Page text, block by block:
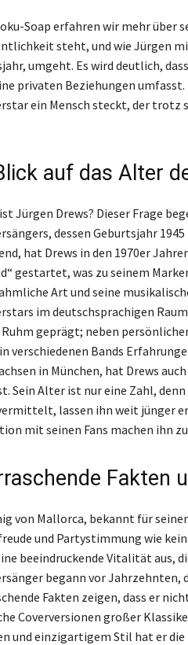
Soap erfahren wir mehr über
steht, und wie Jürgen
umgeht. Es wird deutlich,
privaten Beziehungen
ein Mensch steckt, der trotz
auf das Alter
Jürgen Drews? Dieser Frage
dessen Geburtsjahr
hat Drews in den 1970er
gestartet, was zu seinem
Art und seine
im deutschsprachigen
geprägt; neben
verschiedenen Bands
in München, hat Drews
Sein Alter ist nur eine Zahl,
lassen ihn weit jünger
mit seinen Fans machen ihn
Fakten
von Mallorca, bekannt für
und Partystimmung wie
beeindruckende Vitalität aus,
begann vor
Fakten zeigen, dass er
Coverversionen großer
und einzigartigem Stil hat er